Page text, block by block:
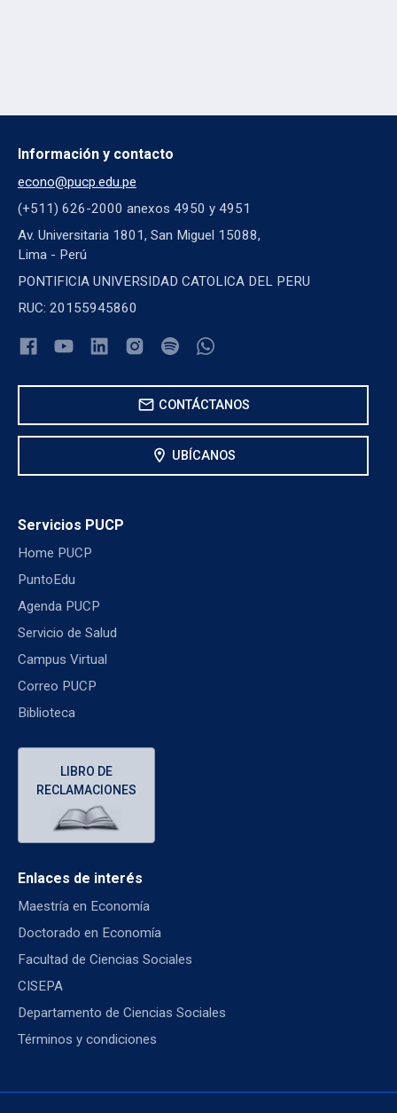
Información y contacto
econo@pucp.edu.pe
(+511) 626-2000 anexos 4950 y 4951
Av. Universitaria 1801, San Miguel 15088,
Lima - Perú
PONTIFICIA UNIVERSIDAD CATOLICA DEL PERU
RUC: 20155945860
mail CONTÁCTANOS
location_on UBÍCANOS
Servicios PUCP
Home PUCP
PuntoEdu
Agenda PUCP
Servicio de Salud
Campus Virtual
Correo PUCP
Biblioteca
LIBRO DE
RECLAMACIONES
Enlaces de interés
Maestría en Economía
Doctorado en Economía
Facultad de Ciencias Sociales
CISEPA
Departamento de Ciencias Sociales
Términos y condiciones